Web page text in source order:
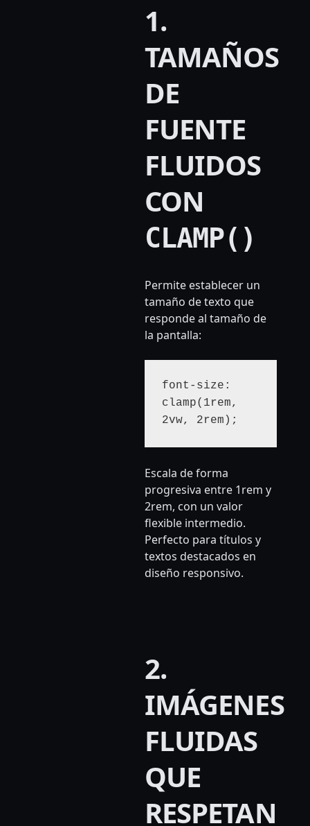
1.
TAMAÑOS
DE
FUENTE
FLUIDOS
CON
CLAMP()
Permite establecer un
tamaño de texto que
responde al tamaño de
la pantalla:
font-size:
clamp(1rem,
2vw, 2rem);
Escala de forma
progresiva entre 1rem y
2rem, con un valor
flexible intermedio.
Perfecto para títulos y
textos destacados en
diseño responsivo.
2.
IMÁGENES
FLUIDAS
QUE
RESPETAN